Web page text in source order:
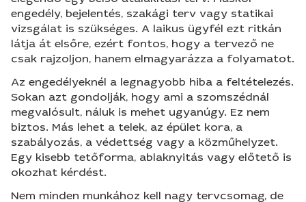
engedély, bejelentés, szakági terv vagy statikai
vizsgálat is szükséges. A laikus ügyfél ezt ritkán
látja át elsőre, ezért fontos, hogy a tervező ne
csak rajzoljon, hanem elmagyarázza a folyamatot.
Az engedélyeknél a legnagyobb hiba a feltételezés.
Sokan azt gondolják, hogy ami a szomszédnál
megvalósult, náluk is mehet ugyanúgy. Ez nem
biztos. Más lehet a telek, az épület kora, a
szabályozás, a védettség vagy a közműhelyzet.
Egy kisebb tetőforma, ablaknyitás vagy előtető is
okozhat kérdést.
Nem minden munkához kell nagy tervcsomag, de